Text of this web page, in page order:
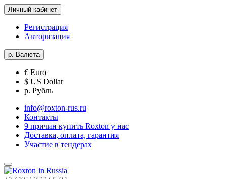
Личный кабинет
Регистрация
Авторизация
р. Валюта
€ Euro
$ US Dollar
р. Рубль
info@roxton-rus.ru
Контакты
9 причин купить Roxton у нас
Доставка, оплата, гарантия
Участие в тендерах